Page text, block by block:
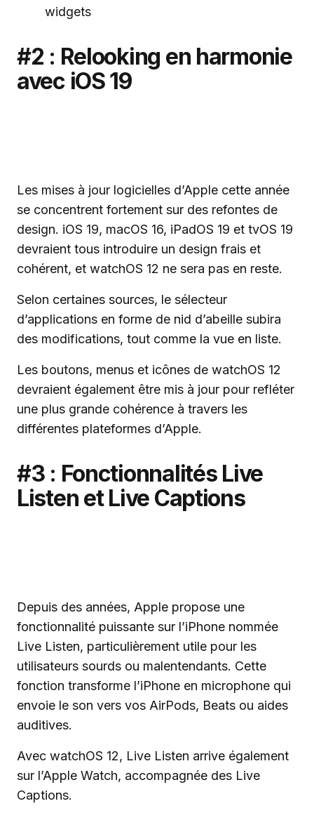
widgets
#2 : Relooking en harmonie
avec iOS 19
Les mises à jour logicielles d’Apple cette année
se concentrent fortement sur des refontes de
design. iOS 19, macOS 16, iPadOS 19 et tvOS 19
devraient tous introduire un design frais et
cohérent, et watchOS 12 ne sera pas en reste.
Selon certaines sources, le sélecteur
d’applications en forme de nid d’abeille subira
des modifications, tout comme la vue en liste.
Les boutons, menus et icônes de watchOS 12
devraient également être mis à jour pour refléter
une plus grande cohérence à travers les
différentes plateformes d’Apple.
#3 : Fonctionnalités Live
Listen et Live Captions
Depuis des années, Apple propose une
fonctionnalité puissante sur l’iPhone nommée
Live Listen, particulièrement utile pour les
utilisateurs sourds ou malentendants. Cette
fonction transforme l’iPhone en microphone qui
envoie le son vers vos AirPods, Beats ou aides
auditives.
Avec watchOS 12, Live Listen arrive également
sur l’Apple Watch, accompagnée des Live
Captions.